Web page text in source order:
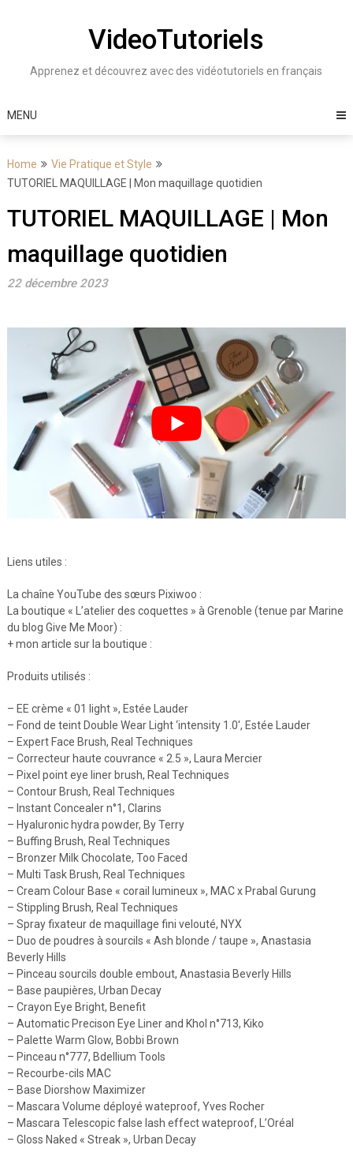
VideoTutoriels
Apprenez et découvrez avec des vidéotutoriels en français
MENU
Home
Vie Pratique et Style
TUTORIEL MAQUILLAGE | Mon maquillage quotidien
TUTORIEL MAQUILLAGE | Mon
maquillage quotidien
22 décembre 2023
Liens utiles :
La chaîne YouTube des sœurs Pixiwoo :
La boutique « L’atelier des coquettes » à Grenoble (tenue par Marine
du blog Give Me Moor) :
+ mon article sur la boutique :
Produits utilisés :
– EE crème « 01 light », Estée Lauder
– Fond de teint Double Wear Light ‘intensity 1.0′, Estée Lauder
– Expert Face Brush, Real Techniques
– Correcteur haute couvrance « 2.5 », Laura Mercier
– Pixel point eye liner brush, Real Techniques
– Contour Brush, Real Techniques
– Instant Concealer n°1, Clarins
– Hyaluronic hydra powder, By Terry
– Buffing Brush, Real Techniques
– Bronzer Milk Chocolate, Too Faced
– Multi Task Brush, Real Techniques
– Cream Colour Base « corail lumineux », MAC x Prabal Gurung
– Stippling Brush, Real Techniques
– Spray fixateur de maquillage fini velouté, NYX
– Duo de poudres à sourcils « Ash blonde / taupe », Anastasia
Beverly Hills
– Pinceau sourcils double embout, Anastasia Beverly Hills
– Base paupières, Urban Decay
– Crayon Eye Bright, Benefit
– Automatic Precison Eye Liner and Khol n°713, Kiko
– Palette Warm Glow, Bobbi Brown
– Pinceau n°777, Bdellium Tools
– Recourbe-cils MAC
– Base Diorshow Maximizer
– Mascara Volume déployé wateproof, Yves Rocher
– Mascara Telescopic false lash effect wateproof, L’Oréal
– Gloss Naked « Streak », Urban Decay